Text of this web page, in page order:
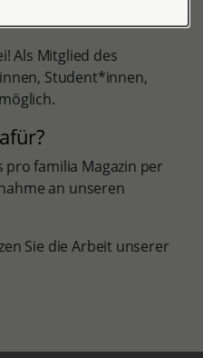
Als Mitglied des
Student*innen,
familia Magazin per
an unseren
Sie die Arbeit unserer